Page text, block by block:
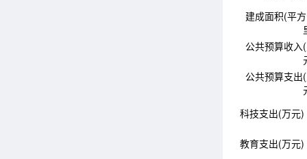
建成面积(平
公共预算收入
公共预算支出
科技支出(万元)
教育支出(万元)